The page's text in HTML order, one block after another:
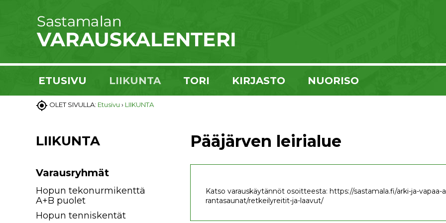
ETUSIVU LIIKUNTA TORI KIRJASTO NUORISO
 OLET SIVULLA: Etusivu › LIIKUNTA
LIIKUNTA
Varausryhmät
Hopun tekonurmikenttä
A+B puolet
Hopun tenniskentät
Pääjärven leirialue
Katso varauskäytännöt osoitteesta: https://sastamala.fi/arki-ja-
rantasaunat/retkeilyreitit-ja-laavut/